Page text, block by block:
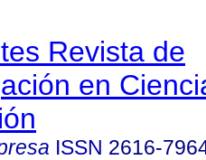
Revista de
en
ISSN 2616-